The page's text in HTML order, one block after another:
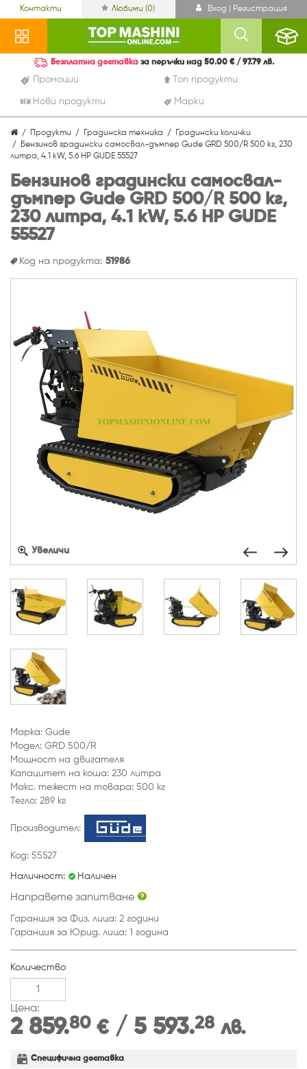
Контакти Любими (0) Вход | Регистрация
Промоции Топ продукти
Нови продукти Марки
Безплатна доставка за поръчки над 50.00 € / 97.79 лв.
Продукти Градинска техника
Градински колички
Бензинов градински самосвал-дъмпер Gude GRD 500/R 500 кг, 230
литра, 4.1 kW, 5.6 HP GUDE 55527
Бензинов градински самосвал-
дъмпер Gude GRD 500/R 500 кг,
230 литра, 4.1 kW, 5.6 HP GUDE
55527
Код на продукта: 51986
Марка: Gude
Модел: GRD 500/R
Мощност на двигателя
Капацитет на коша: 230 литра
Макс. тежест на товара: 500 кг
Тегло: 289 кг
Производител:
Код: 55527
Наличност: Наличен
Направете запитване
Гаранция за Физ. лица: 2 години
Гаранция за Юрид. лица: 1 година
Количество
Цена:
2 859.80 €/ 5 593.28 лв.
Специфична доставка